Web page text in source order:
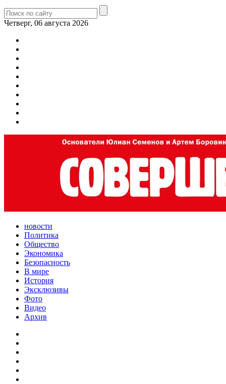
Четверг, 06 августа 2026
новости
Политика
Общество
Экономика
Безопасность
В мире
История
Эксклюзивы
Фото
Видео
Архив